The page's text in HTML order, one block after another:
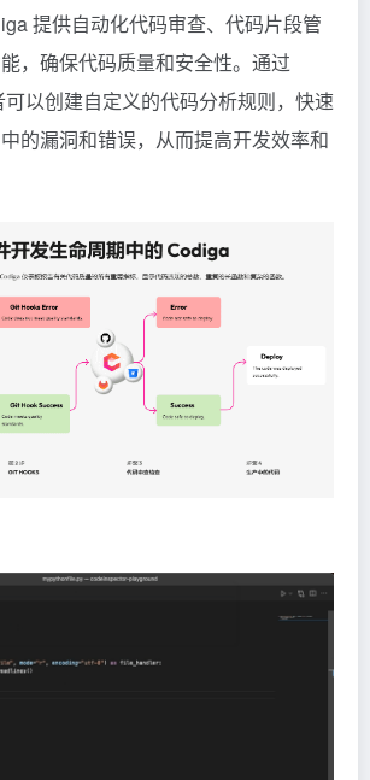
提供自动化代码审查、代码片段管
，确保代码质量和安全性。通过
以创建自定义的代码分析规则，快速
的漏洞和错误，从而提高开发效率和